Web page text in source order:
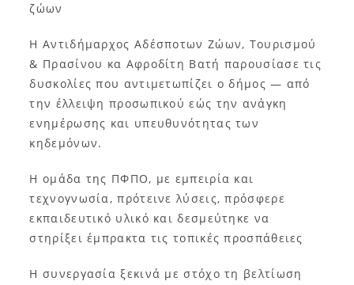
ζώων
Η Αντιδήμαρχος Αδέσποτων Ζώων, Τουρισμού
& Πρασίνου κα Αφροδίτη Βατή παρουσίασε τις
δυσκολίες που αντιμετωπίζει ο δήμος — από
την έλλειψη προσωπικού εώς την ανάγκη
ενημέρωσης και υπευθυνότητας των
κηδεμόνων.
Η ομάδα της ΠΦΠΟ, με εμπειρία και
τεχνογνωσία, πρότεινε λύσεις, πρόσφερε
εκπαιδευτικό υλικό και δεσμεύτηκε να
στηρίξει έμπρακτα τις τοπικές προσπάθειες
Η συνεργασία ξεκινά με στόχο τη βελτίωση